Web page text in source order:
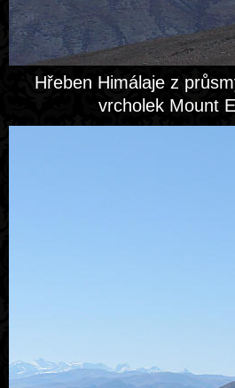
Hřeben Himálaje z
vrcholek Mount